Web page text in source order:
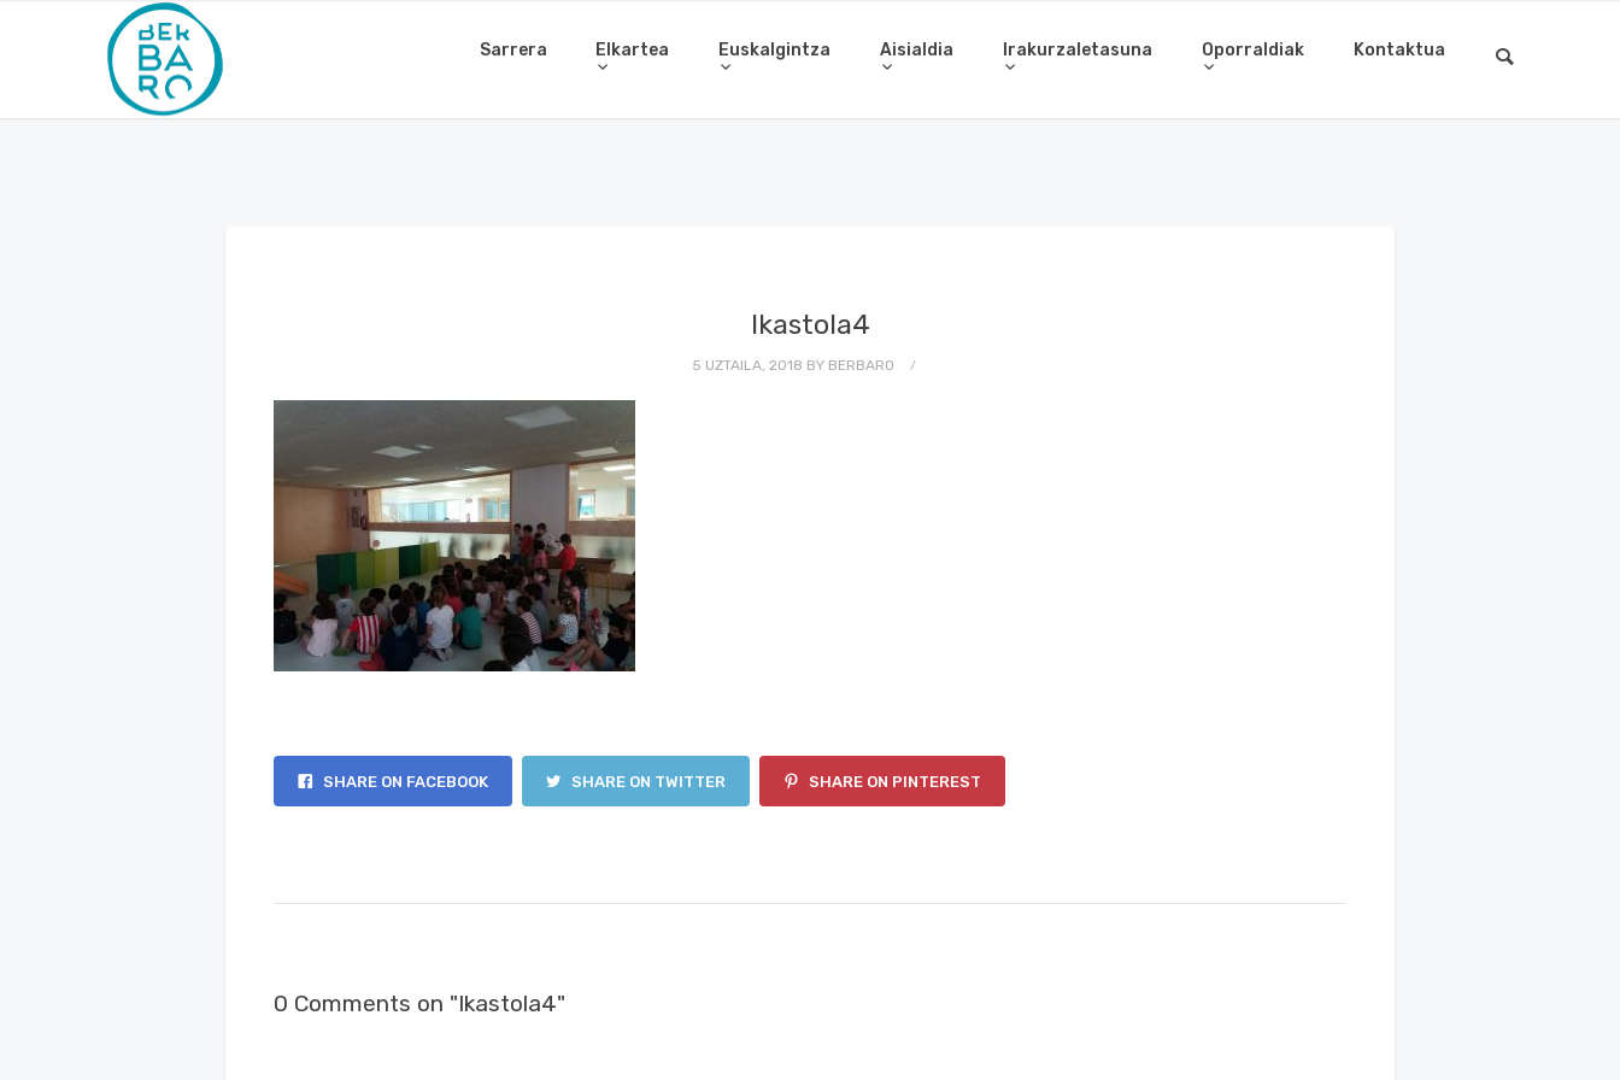
Sarrera Elkartea Euskalgintza Aisialdia Irakurzaletasuna Oporraldiak Kontaktua
Ikastola4
5 UZTAILA, 2018 BY BERBARO
SHARE ON FACEBOOK SHARE ON TWITTER SHARE ON PINTEREST
0 Comments on "Ikastola4"